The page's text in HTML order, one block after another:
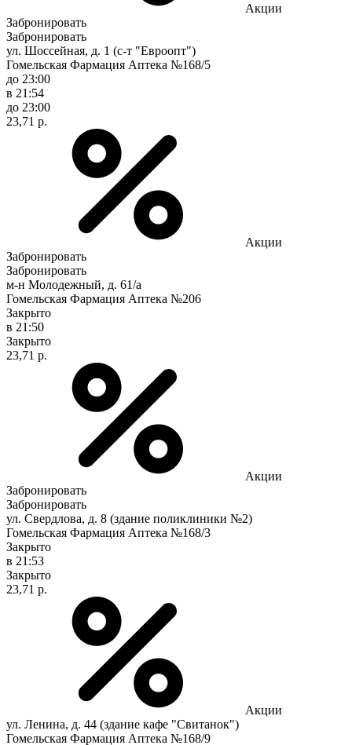
Акции
Забронировать
Забронировать
ул. Шоссейная, д. 1 (с-т "Евроопт")
Гомельская Фармация Аптека №168/5
до 23:00
в 21:54
до 23:00
23,71 р.
Акции
Забронировать
Забронировать
м-н Молодежный, д. 61/а
Гомельская Фармация Аптека №206
Закрыто
в 21:50
Закрыто
23,71 р.
Акции
Забронировать
Забронировать
ул. Свердлова, д. 8 (здание поликлиники №2)
Гомельская Фармация Аптека №168/3
Закрыто
в 21:53
Закрыто
23,71 р.
Акции
ул. Ленина, д. 44 (здание кафе "Свитанок")
Гомельская Фармация Аптека №168/9